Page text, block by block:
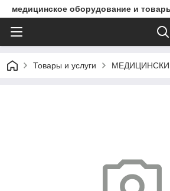
медицинское оборудование и
Товары и услуги